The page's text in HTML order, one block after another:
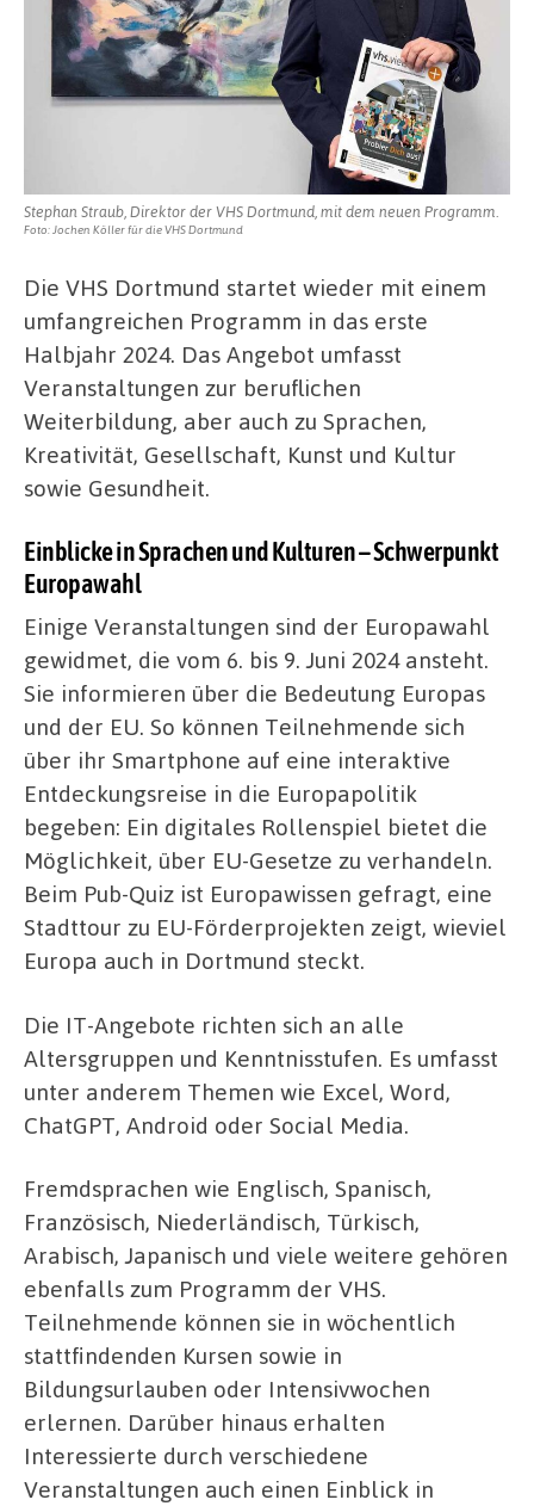
2024
Stephan Straub, Direktor der VHS Dortmund, mit dem neuen Programm.
Foto: Jochen Köller für die VHS Dortmund
Die VHS Dortmund startet wieder mit einem
umfangreichen Programm in das erste
Halbjahr 2024. Das Angebot umfasst
Veranstaltungen zur beruflichen
Weiterbildung, aber auch zu Sprachen,
Kreativität, Gesellschaft, Kunst und Kultur
sowie Gesundheit.
Einblicke in Sprachen und Kulturen – Schwerpunkt
Europawahl
Einige Veranstaltungen sind der Europawahl
gewidmet, die vom 6. bis 9. Juni 2024 ansteht.
Sie informieren über die Bedeutung Europas
und der EU. So können Teilnehmende sich
über ihr Smartphone auf eine interaktive
Entdeckungsreise in die Europapolitik
begeben: Ein digitales Rollenspiel bietet die
Möglichkeit, über EU-Gesetze zu verhandeln.
Beim Pub-Quiz ist Europawissen gefragt, eine
Stadttour zu EU-Förderprojekten zeigt, wieviel
Europa auch in Dortmund steckt.
Die IT-Angebote richten sich an alle
Altersgruppen und Kenntnisstufen. Es umfasst
unter anderem Themen wie Excel, Word,
ChatGPT, Android oder Social Media.
Fremdsprachen wie Englisch, Spanisch,
Französisch, Niederländisch, Türkisch,
Arabisch, Japanisch und viele weitere gehören
ebenfalls zum Programm der VHS.
Teilnehmende können sie in wöchentlich
stattfindenden Kursen sowie in
Bildungsurlauben oder Intensivwochen
erlernen. Darüber hinaus erhalten
Interessierte durch verschiedene
Veranstaltungen auch einen Einblick in